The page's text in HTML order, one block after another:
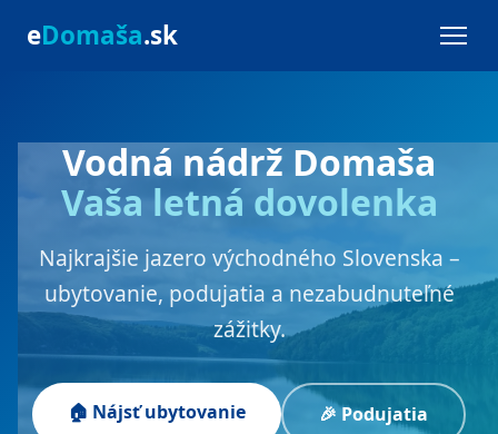
eDomaša.sk
Vodná nádrž Domaša
Vaša letná dovolenka
Najkrajšie jazero východného Slovenska –
ubytovanie, podujatia a nezabudnuteľné
zážitky.
🏠 Nájsť ubytovanie 🎉 Podujatia